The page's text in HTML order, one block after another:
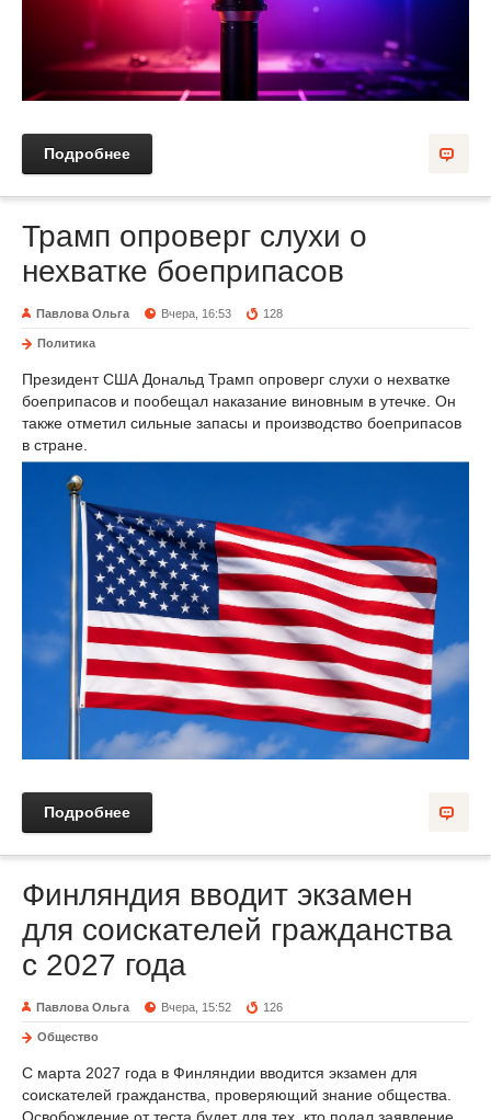
Подробнее
Трамп опроверг слухи о
нехватке боеприпасов
Павлова Ольга Вчера, 16:53 128
Политика
Президент США Дональд Трамп опроверг слухи о нехватке
боеприпасов и пообещал наказание виновным в утечке. Он
также отметил сильные запасы и производство боеприпасов
в стране.
Подробнее
Финляндия вводит экзамен
для соискателей гражданства
с 2027 года
Павлова Ольга Вчера, 15:52 126
Общество
С марта 2027 года в Финляндии вводится экзамен для
соискателей гражданства, проверяющий знание общества.